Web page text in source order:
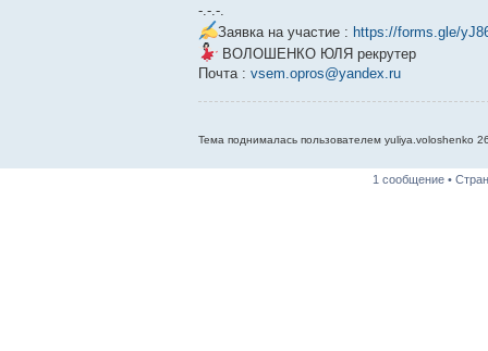
-.-.-.
Заявка на участие : https://forms.gle/
ВОЛОШЕНКО ЮЛЯ рекрутер
Почта :vsem.opros@yandex.ru
Тема поднималась пользователем yuliya.voloshenko
1 сообщение •